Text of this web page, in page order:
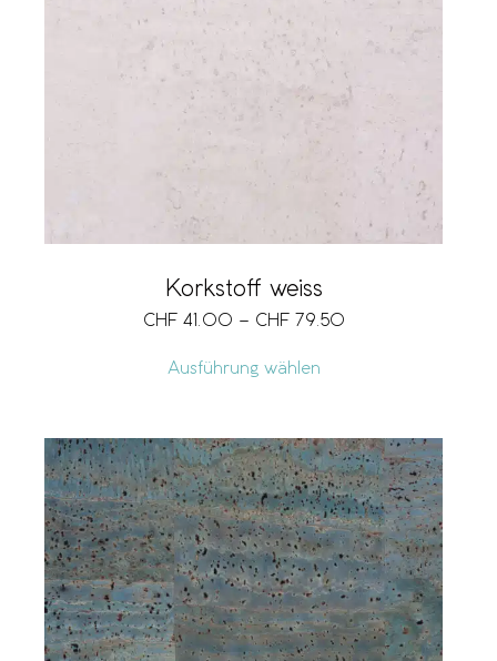
Korkstoff weiss
CHF 41.00 – CHF 79.50
Ausführung wählen